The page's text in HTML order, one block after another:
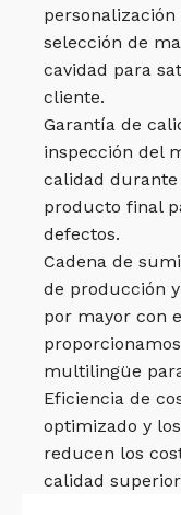
selección de
cavidad para
cliente.
Garantía de
inspección del
calidad
producto final
defectos.
Cadena de
de producción
por mayor con
multilingüe
Eficiencia de
optimizado y
reducen los
calidad